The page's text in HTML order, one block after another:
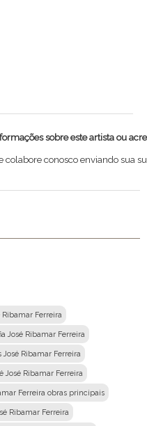
sobre este artista ou
colabore conosco enviando sua
Ribamar Ferreira
José Ribamar Ferreira
José Ribamar Ferreira
José Ribamar Ferreira
Ferreira obras principais
Ribamar Ferreira